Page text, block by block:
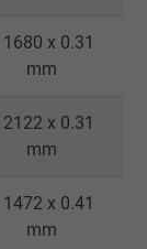
x 0.31
mm
x 0.31
mm
x 0.41
mm